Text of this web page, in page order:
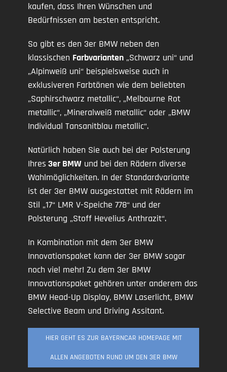
kaufen, dass Ihren Wünschen und
Bedürfnissen am besten entspricht.
So gibt es den 3er BMW neben den
klassischen Farbvarianten „Schwarz uni“ und
„Alpinweiß uni“ beispielsweise auch in
exklusiveren Farbtönen wie dem beliebten
„Saphirschwarz metallic“, „Melbourne Rot
metallic“, „Mineralweiß metallic“ oder „BMW
Individual Tansanitblau metallic“.
Natürlich haben Sie auch bei der Polsterung
Ihres 3er BMW und bei den Rädern diverse
Wahlmöglichkeiten. In der Standardvariante
ist der 3er BMW ausgestattet mit Rädern im
Stil „17“ LMR V-Speiche 778“ und der
Polsterung „Stoff Hevelius Anthrazit“.
In Kombination mit dem 3er BMW
Innovationspaket kann der 3er BMW sogar
noch viel mehr! Zu dem 3er BMW
Innovationspaket gehören unter anderem das
BMW Head-Up Display, BMW Laserlicht, BMW
Selective Beam und Driving Assitant.
HIER GEHT ES ZUR BAYERNCAR HOMEPAGE MIT
ALLEN ANGEBOTEN RUND UM DEN 3ER BMW